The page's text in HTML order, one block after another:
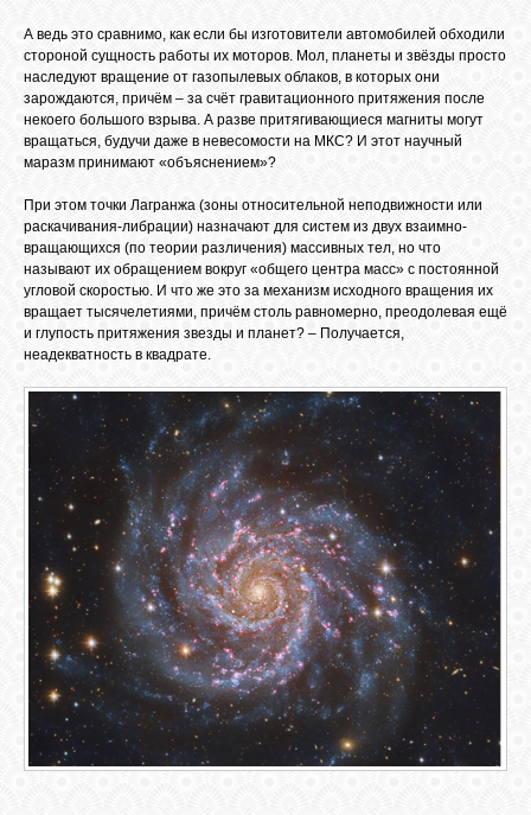
А ведь это сравнимо, как если бы изготовители автомобилей обходили
стороной сущность работы их моторов. Мол, планеты и звёзды просто
наследуют вращение от газопылевых облаков, в которых они
зарождаются, причём – за счёт гравитационного притяжения после
некоего большого взрыва. А разве притягивающиеся магниты могут
вращаться, будучи даже в невесомости на МКС? И этот научный
маразм принимают «объяснением»?
При этом точки Лагранжа (зоны относительной неподвижности или
раскачивания-либрации) назначают для систем из двух взаимно-
вращающихся (по теории различения) массивных тел, но что
называют их обращением вокруг «общего центра масс» с постоянной
угловой скоростью. И что же это за механизм исходного вращения их
вращает тысячелетиями, причём столь равномерно, преодолевая ещё
и глупость притяжения звезды и планет? – Получается,
неадекватность в квадрате.